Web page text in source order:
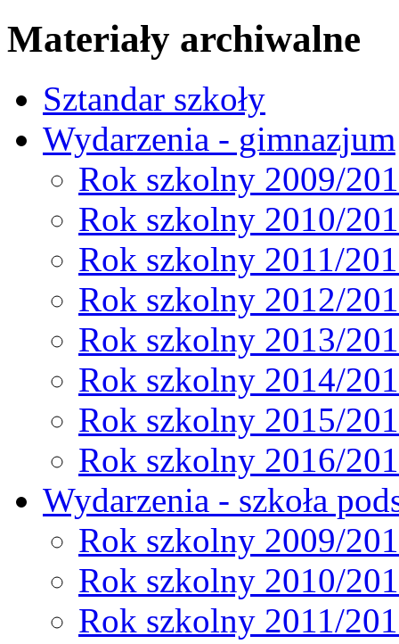
Materiały archiwalne
Sztandar szkoły
Wydarzenia - gimnazjum
Rok szkolny 2009/
Rok szkolny 2010/
Rok szkolny 2011/
Rok szkolny 2012/
Rok szkolny 2013/
Rok szkolny 2014/
Rok szkolny 2015/
Rok szkolny 2016/
Wydarzenia - szkoła
Rok szkolny 2009/
Rok szkolny 2010/
Rok szkolny 2011/